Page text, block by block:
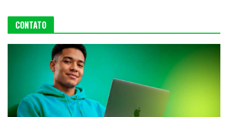
CONTATO